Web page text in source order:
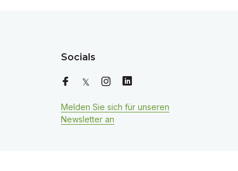
Socials
Melden Sie sich für unseren
Newsletter an